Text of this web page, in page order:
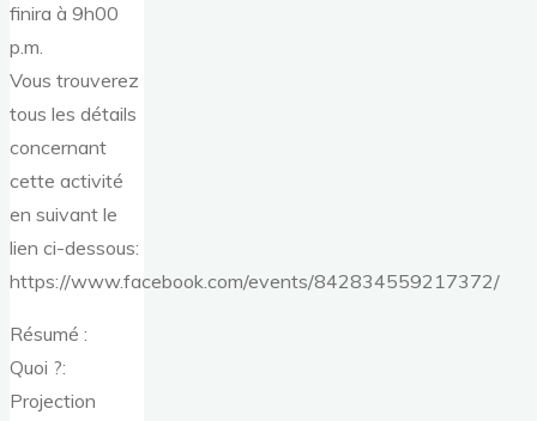
finira à 9h00
p.m.
Vous trouverez
tous les détails
concernant
cette activité
en suivant le
lien ci-dessous:
https://www.facebook.com/events/842834559217372/
Résumé :
Quoi ?:
Projection